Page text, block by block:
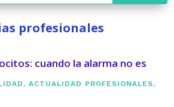
profesionales
cuando la alarma no es
,ACTUALIDAD PROFESIONALES,